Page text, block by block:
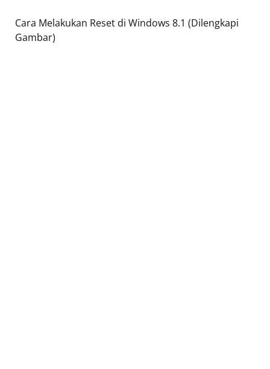
Cara Melakukan Reset di Windows 8.1 (Dilengkapi
Gambar)